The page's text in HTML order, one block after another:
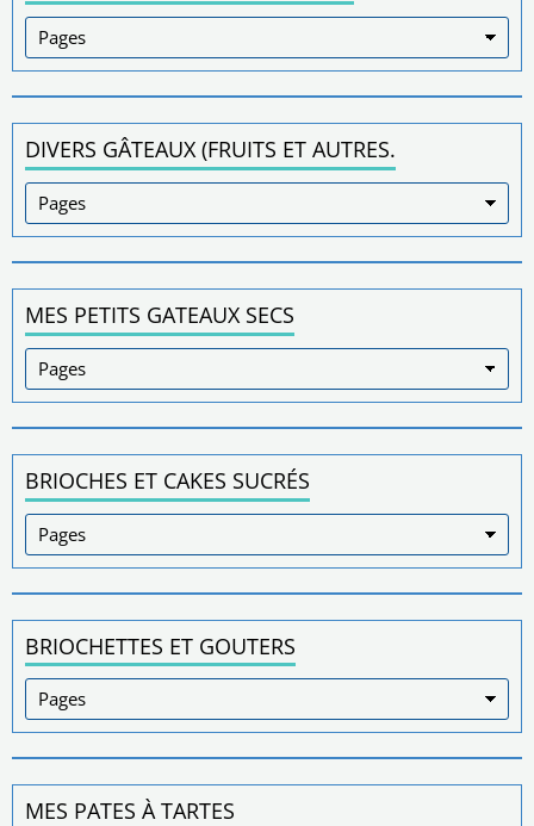
DIVERS GÂTEAUX (FRUITS ET AUTRES.
MES PETITS GATEAUX SECS
BRIOCHES ET CAKES SUCRÉS
BRIOCHETTES ET GOUTERS
MES PATES À TARTES